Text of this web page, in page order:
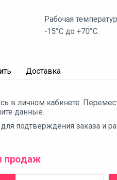
Рабочая
-15°С до +70°С.
Доставка
в личном кабинете.
данные.
подтверждения заказа и
продаж